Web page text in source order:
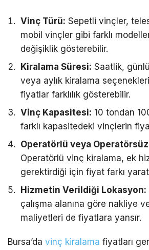
Vinç Türü: Sepetli vinçler,
mobil vinçler gibi farklı
değişiklik gösterebilir.
Kiralama Süresi: Saatlik,
veya aylık kiralama
fiyatlar farklılık gösterebilir.
Vinç Kapasitesi: 10 tondan
farklı kapasitedeki vinçlerin
Operatörlü veya
Operatörlü vinç kiralama, ek
gerektirdiği için fiyat farkı
Hizmetin Verildiği Lokasyon:
çalışma alanına göre nakliye
maliyetleri de fiyatlara yansır.
Bursa’da vinç kiralama fiyatları